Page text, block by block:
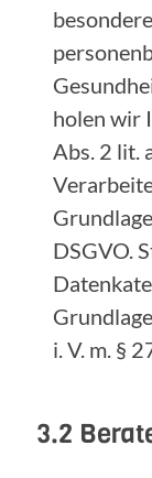
holen wir
Abs. 2 lit.
DSGVO.
i. V. m. §
3.2